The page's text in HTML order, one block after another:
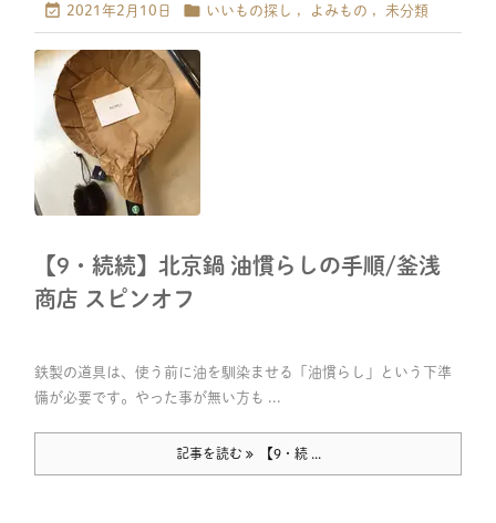
 2021年2月10日  いいもの探し , よみもの , 未分類
【9・続続】北京鍋 油慣らしの手順/釜浅
商店 スピンオフ
鉄製の道具は、使う前に油を馴染ませる「油慣らし」という下準
備が必要です。やった事が無い方も ...
記事を読む 【9・続 ...